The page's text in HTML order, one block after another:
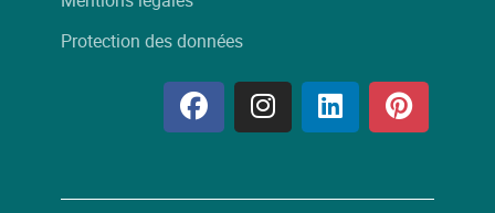
Protection des données